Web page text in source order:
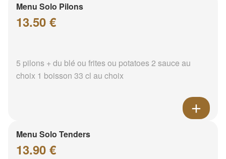
Menu Solo Pilons
13.50 €
5 pilons + du blé ou frites ou potatoes 2 sauce au
choix 1 boisson 33 cl au choix
Menu Solo Tenders
13.90 €